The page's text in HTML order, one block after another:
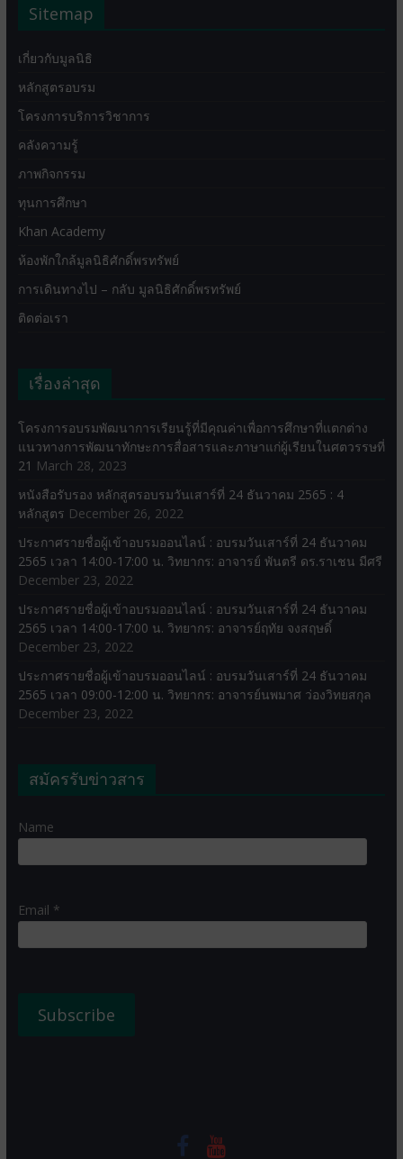
Sitemap
เกี่ยวกับมูลนิธิ
หลักสูตรอบรม
โครงการบริการวิชาการ
คลังความรู้
ภาพกิจกรรม
ทุนการศึกษา
Khan Academy
ห้องพักใกล้มูลนิธิศักดิ์พรทรัพย์
การเดินทางไป – กลับ มูลนิธิศักดิ์พรทรัพย์
ติดต่อเรา
เรื่องล่าสุด
โครงการอบรมพัฒนาการเรียนรู้ที่มีคุณค่าเพื่อการศึกษาที่แตกต่าง
แนวทางการพัฒนาทักษะการสื่อสารและภาษาแก่ผู้เรียนในศตวรรษที่
21 March 28, 2023
หนังสือรับรอง หลักสูตรอบรมวันเสาร์ที่ 24 ธันวาคม 2565 : 4
หลักสูตร December 26, 2022
ประกาศรายชื่อผู้เข้าอบรมออนไลน์ : อบรมวันเสาร์ที่ 24 ธันวาคม
2565 เวลา 14:00-17:00 น. วิทยากร: อาจารย์ พันตรี ดร.ราเชน มีศรี
December 23, 2022
ประกาศรายชื่อผู้เข้าอบรมออนไลน์ : อบรมวันเสาร์ที่ 24 ธันวาคม
2565 เวลา 14:00-17:00 น. วิทยากร: อาจารย์ฤทัย จงสฤษดิ์
December 23, 2022
ประกาศรายชื่อผู้เข้าอบรมออนไลน์ : อบรมวันเสาร์ที่ 24 ธันวาคม
2565 เวลา 09:00-12:00 น. วิทยากร: อาจารย์นพมาศ ว่องวิทยสกุล
December 23, 2022
สมัครรับข่าวสาร
Name
Email *